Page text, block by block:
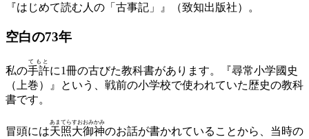
『はじめて読む人の「古事記」』（致知出版社）。
空白の73年
私の手許
てもと
に1冊の古びた教科書があります。『尋常小学國史
（上巻）』という、戦前の小学校で使われていた歴史の教科
書です。
冒頭には天照大御神
あまてらすおおみかみ
のお話が書かれていることから、当時の